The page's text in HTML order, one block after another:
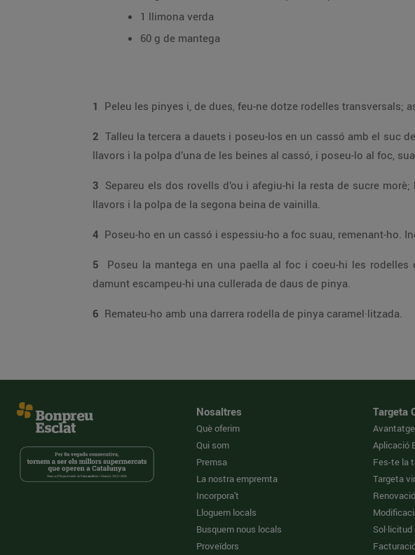
1 llimona verda
60 g de mantega
1 Peleu les pinyes i, de
2 Talleu la tercera a dauets i poseu-los en un cassó amb el suc de la llimona verda i 40 g de sucre morè; obriu al llarg les dues beines de vainilla; afegiu les
3 Separeu els dos rovells d’ou i afegiu-hi la resta de sucre morè; bateu-ho 2 min. Incorporeu-hi la llet calenta, la Maizena desfeta en una mica d’aigua i les
llavors i la polpa de la segona beina de vainilla.
4
5
Poseu la mantega en una paella al foc i coeu-hi les rodelles de pinya espolsades amb sucre fi, per caramel·litzar-les. Poseu-ne una a cada plat i pel
damunt escampeu-hi una cullerada de daus de pinya.
6 Remateu-ho amb una darrera rodella de pinya caramel·litzada.
Nosaltres
Què oferim
Qui som
Premsa
La nostra empremta
Incorpora't
Lloguem locals
Busquem nous locals
Proveïdors
Targeta
Aplicació
Fes-te la
Targeta